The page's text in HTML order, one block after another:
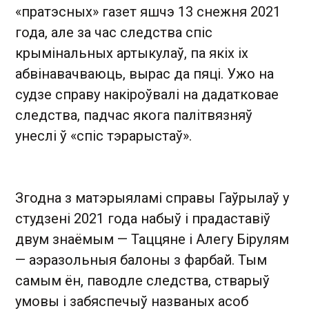
«пратэсных» газет яшчэ 13 снежня 2021
года, але за час следства спіс
крымінальных артыкулаў, па якіх іх
абвінавачваюць, вырас да пяці. Ужо на
судзе справу накіроўвалі на дадатковае
следства, падчас якога палітвязняў
унеслі ў «спіс тэрарыстаў».
Згодна з матэрыяламі справы Гаўрылаў у
студзені 2021 года набыў і прадаставіў
двум знаёмым — Таццяне і Алегу Бірулям
— аэразольныя балоны з фарбай. Тым
самым ён, паводле следства, стварыў
умовы і забяспечыў названых асоб